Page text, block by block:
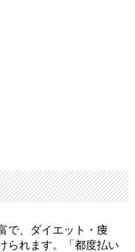
で、ダイエット・痩
られます。「都度払い